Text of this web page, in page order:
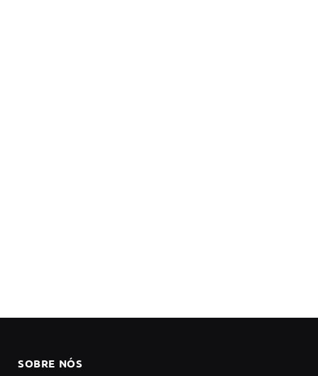
SOBRE NÓS